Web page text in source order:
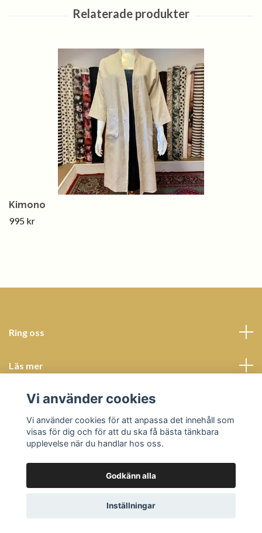
Kimono
995 kr
Ring oss
Läs mer
Sociala medier
© 2026 Butik BohèmePowered by Quickbutik
Vi använder cookies
Vi använder cookies för att anpassa det innehåll som
visas för dig och för att du ska få bästa tänkbara
upplevelse när du handlar hos oss.
Godkänn alla
Inställningar